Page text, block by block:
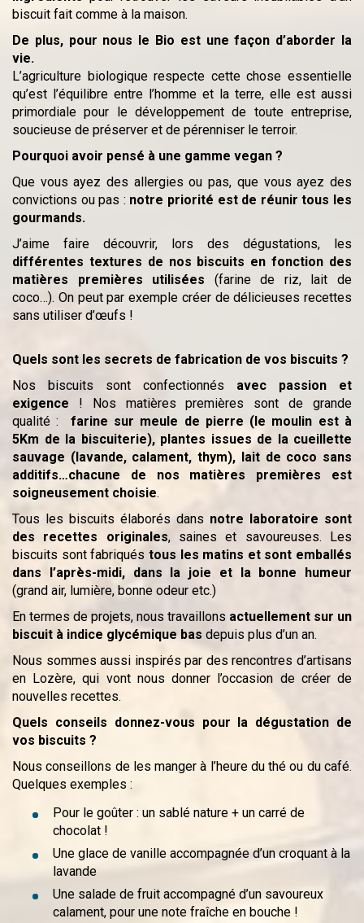
biscuit fait comme à la maison.
De plus, pour nous l e Bio est une façon d’aborder la
vie.
L’agriculture biologique respecte cette chose essentielle
qu’est l’équilibre entre l’homme et la terre, elle est aussi
primordiale pour le développement de toute entreprise,
soucieuse de préserver et de pérenniser le terroir.
Pourquoi avoir pensé à une gamme vegan ?
Que vous ayez des allergies ou pas, que vous ayez des
convictions ou pas : notre priorité est de réunir tous les
gourmands.
J’aime faire découvrir, lors des dégustations, les
différentes textures de nos biscuits en fonction des
matières premières utilisées (farine de riz, lait de
coco…). On peut par exemple créer de délicieuses recettes
sans utiliser d’œufs !
Quels sont les secrets de fabrication de vos biscuits ?
Nos biscuits sont confectionnés avec passion et
exigence ! Nos matières premières sont de grande
qualité : farine sur meule de pierre (le moulin est à
5Km de la biscuiterie), plantes issues de la cueillette
sauvage (lavande, calament, thym), lait de coco sans
additifs…chacune de nos matières premières est
soigneusement choisie.
Tous les biscuits élaborés dans notre laboratoire sont
des recettes originales, saines et savoureuses. Les
biscuits sont fabriqués tous les matins et sont emballés
dans l’après-midi, dans la joie et la bonne humeur
(grand air, lumière, bonne odeur etc.)
En termes de projets, nous travaillons actuellement sur un
biscuit à indice glycémique bas depuis plus d’un an.
Nous sommes aussi inspirés par des rencontres d’artisans
en Lozère, qui vont nous donner l’occasion de créer de
nouvelles recettes.
Quels conseils donnez-vous pour la dégustation de
vos biscuits ?
Nous conseillons de les manger à l’heure du thé ou du café.
Quelques exemples :
Pour le goûter : un sablé nature + un carré de
chocolat !
Une glace de vanille accompagnée d’un croquant à la
lavande
Une salade de fruit accompagné d’un savoureux
calament, pour une note fraîche en bouche !